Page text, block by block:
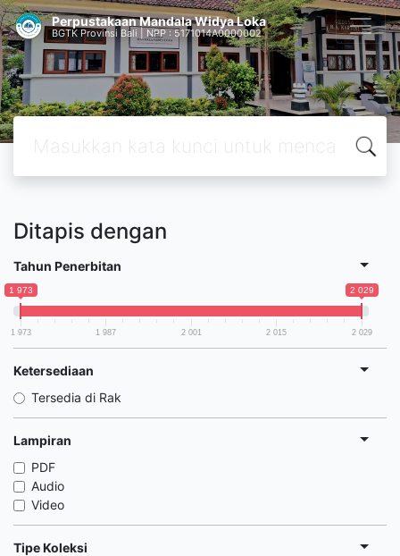
Perpustakaan Mandala Widya Loka
BGTK Provinsi Bali | NPP : 5171014A0000002
Ditapis dengan
Tahun Penerbitan
1 973 2 029
1 973 1 987 2 001 2 015 2 029
Ketersediaan
Tersedia di Rak
Lampiran
PDF
Audio
Video
Tipe Koleksi